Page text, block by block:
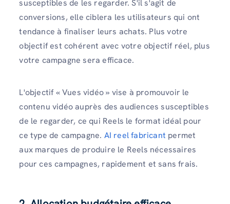
susceptibles de les regarder. S'il s'agit de
conversions, elle ciblera les utilisateurs qui ont
tendance à finaliser leurs achats. Plus votre
objectif est cohérent avec votre objectif réel, plus
votre campagne sera efficace.
L'objectif « Vues vidéo » vise à promouvoir le
contenu vidéo auprès des audiences susceptibles
de le regarder, ce qui Reels le format idéal pour
ce type de campagne. AI reel fabricant permet
aux marques de produire le Reels nécessaires
pour ces campagnes, rapidement et sans frais.